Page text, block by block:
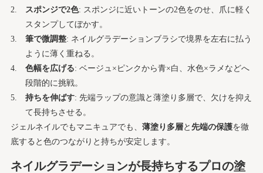
スポンジで2色: スポンジに近いトーンの2色をのせ、爪に軽く
スタンプしてぼかす。
筆で微調整: ネイルグラデーションブラシで境界を左右に払う
ように薄く重ねる。
色幅を広げる: ベージュ×ピンクから青×白、水色×ラメなどへ
段階的に挑戦。
持ちを伸ばす: 先端ラップの意識と薄塗り多層で、欠けを抑え
て長持ちさせる。
ジェルネイルでもマニキュアでも、 薄塗り多層と 先端の保護を徹
底すると色のつながりと持ちが安定します。
ネイルグラデーションが長持ちするプロの塗